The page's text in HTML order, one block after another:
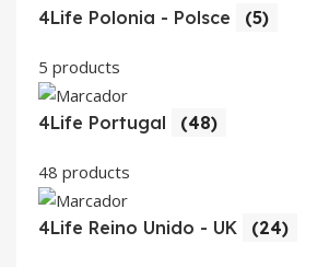
4Life Polonia - Polsce (5)
5 products
4Life Portugal (48)
48 products
4Life Reino Unido - UK (24)